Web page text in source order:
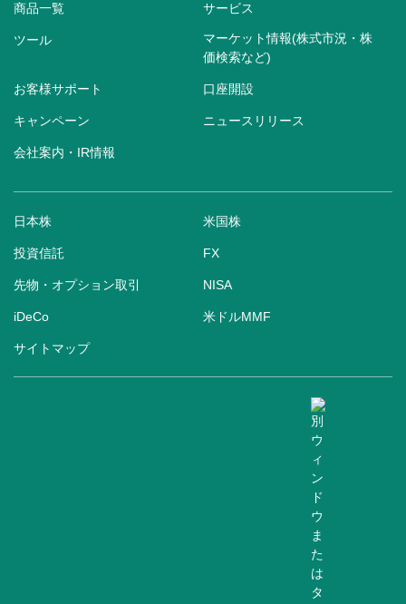
商品一覧 サービス
ツール
マーケット情報(株式市況・株
価検索など)
お客様サポート 口座開設
キャンペーン ニュースリリース
会社案内・IR情報
日本株 米国株
投資信託 FX
先物・オプション取引 NISA
iDeCo 米ドルMMF
サイトマップ